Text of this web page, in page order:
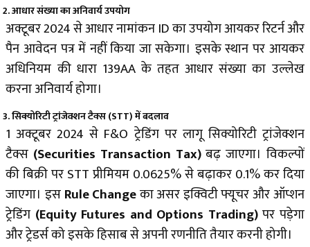
2. आधार संख्या का अनिवार्य उपयोग
अक्टूबर 2024 से आधार नामांकन ID का उपयोग आयकर रिटर्न और
पैन आवेदन पत्र में नहीं किया जा सकेगा। इसके स्थान पर आयकर
अधिनियम की धारा 139AA के तहत आधार संख्या का उल्लेख
करना अनिवार्य होगा।
3. सिक्योरिटी ट्रांजेक्शन टैक्स (STT) में बदलाव
1 अक्टूबर 2024 से F&O ट्रेडिंग पर लागू सिक्योरिटी ट्रांजेक्शन
टैक्स (Securities Transaction Tax)बढ़ जाएगा। विकल्पों
की बिक्री पर STT प्रीमियम 0.0625% से बढ़ाकर 0.1% कर दिया
जाएगा। इसRule Changeका असर इक्विटी फ्यूचर और ऑप्शन
ट्रेडिंग (Equity Futures and Options Trading)पर पड़ेगा
और ट्रेडर्स को इसके हिसाब से अपनी रणनीति तैयार करनी होगी।